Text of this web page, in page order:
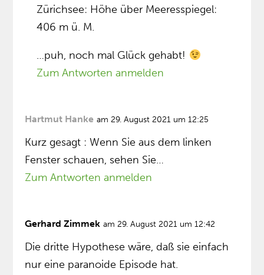
Zürichsee: Höhe über Meeresspiegel:
406 m ü. M.
…puh, noch mal Glück gehabt!
Zum Antworten anmelden
Hartmut Hanke am 29. August 2021 um 12:25
Kurz gesagt : Wenn Sie aus dem linken
Fenster schauen, sehen Sie…
Zum Antworten anmelden
Gerhard Zimmek am 29. August 2021 um 12:42
Die dritte Hypothese wäre, daß sie einfach
nur eine paranoide Episode hat.